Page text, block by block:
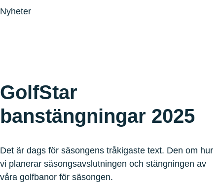
Nyheter
GolfStar
banstängningar 2025
Det är dags för säsongens tråkigaste text. Den om hur
vi planerar säsongsavslutningen och stängningen av
våra golfbanor för säsongen.